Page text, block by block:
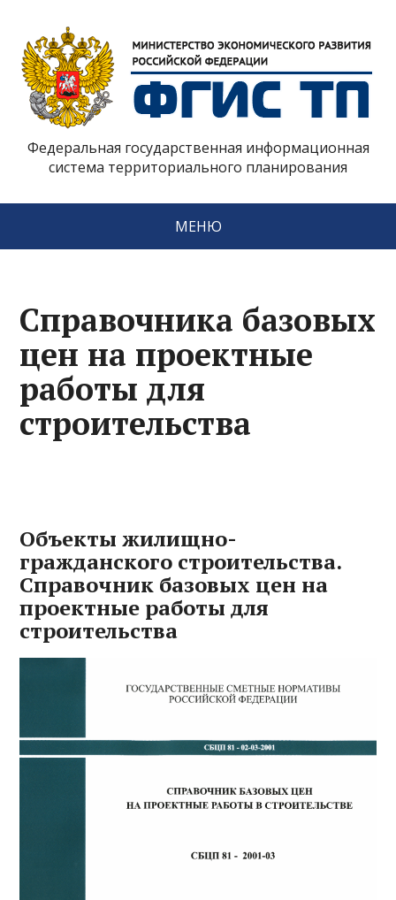
Федеральная государственная информационная
система территориального планирования
МЕНЮ
Справочника базовых
цен на проектные
работы для
строительства
Объекты жилищно-
гражданского строительства.
Справочник базовых цен на
проектные работы для
строительства